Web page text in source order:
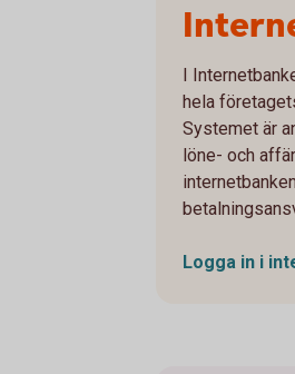
I
hela
Systemet är
löne- och
Logga in i